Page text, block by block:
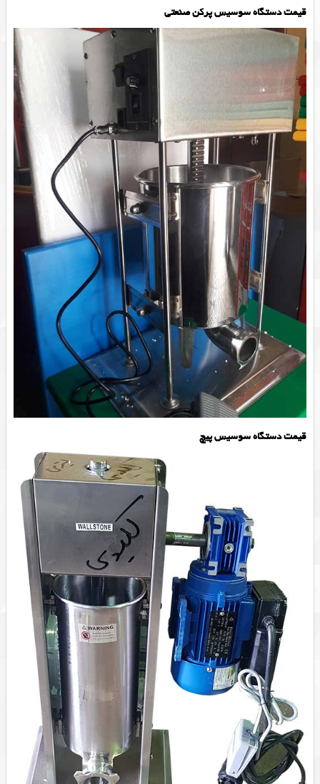
قیمت دستگاه سوسیس پرکن صنعتی
قیمت دستگاه سوسیس پیچ